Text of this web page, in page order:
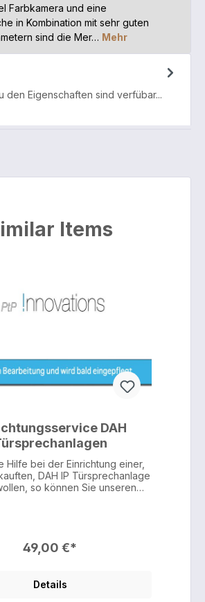
Farbkamera und eine
in Kombination mit sehr guten
sind die Mer… Mehr
den Eigenschaften sind verfübar...
Items
DAH
Hilfe bei der Einrichtung einer,
DAH IP Türsprechanlage
so können Sie unseren
Die Einrichtung führt
technischer
Dazu müssen Sie unserem,
49,00 €*
Details